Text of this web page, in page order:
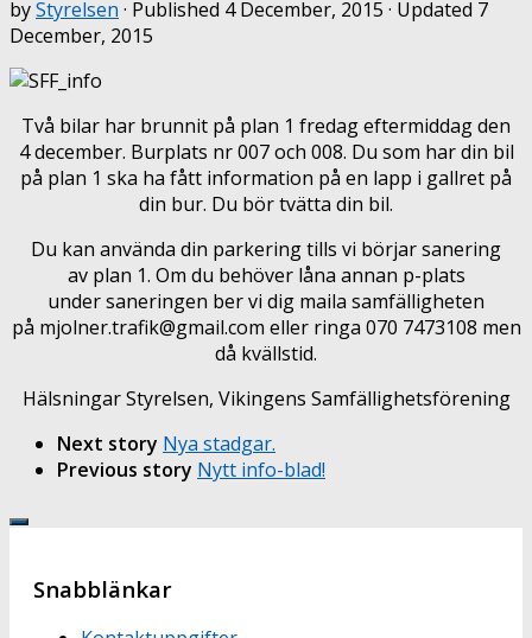
byStyrelsen · Published 4 December, 2015 · Updated 7
December, 2015
Två bilar har brunnit på plan 1 fredag eftermiddag den
4 december. Burplats nr 007 och 008. Du som har din bil
på plan 1 ska ha fått information på en lapp i gallret på
din bur. Du bör tvätta din bil.
Du kan använda din parkering tills vi börjar sanering
av plan 1. Om du behöver låna annan p-plats
under saneringen ber vi dig maila samfälligheten
på mjolner.trafik@gmail.com eller ringa 070 7473108 men
då kvällstid.
Hälsningar Styrelsen, Vikingens Samfällighetsförening
Next story Nya stadgar.
Previous story Nytt info-blad!
Snabblänkar